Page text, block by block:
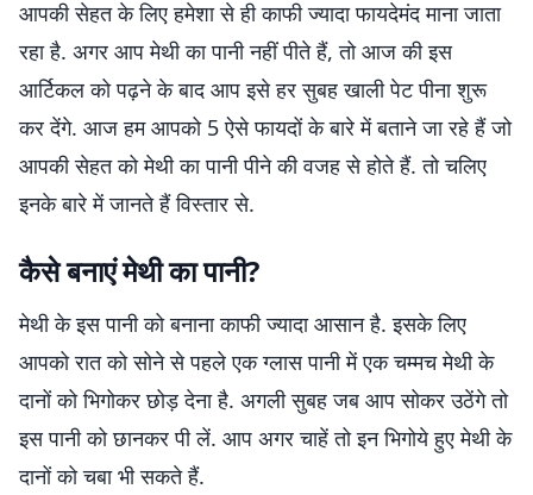
आपकी सेहत के लिए हमेशा से ही काफी ज्यादा फायदेमंद माना जाता
रहा है. अगर आप मेथी का पानी नहीं पीते हैं, तो आज की इस
आर्टिकल को पढ़ने के बाद आप इसे हर सुबह खाली पेट पीना शुरू
कर देंगे. आज हम आपको 5 ऐसे फायदों के बारे में बताने जा रहे हैं जो
आपकी सेहत को मेथी का पानी पीने की वजह से होते हैं. तो चलिए
इनके बारे में जानते हैं विस्तार से.
कैसे बनाएं मेथी का पानी?
मेथी के इस पानी को बनाना काफी ज्यादा आसान है. इसके लिए
आपको रात को सोने से पहले एक ग्लास पानी में एक चम्मच मेथी के
दानों को भिगोकर छोड़ देना है. अगली सुबह जब आप सोकर उठेंगे तो
इस पानी को छानकर पी लें. आप अगर चाहें तो इन भिगोये हुए मेथी के
दानों को चबा भी सकते हैं.